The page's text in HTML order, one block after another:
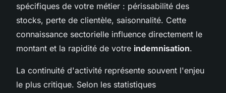
spécifiques de votre métier : périssabilité des
stocks, perte de clientèle, saisonnalité. Cette
connaissance sectorielle influence directement le
montant et la rapidité de votre indemnisation.
La continuité d'activité représente souvent l'enjeu
le plus critique. Selon les statistiques